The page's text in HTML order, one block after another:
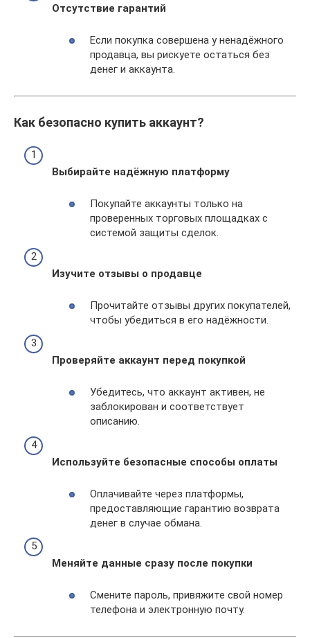
Отсутствие гарантий
Если покупка совершена у ненадёжного
продавца, вы рискуете остаться без
денег и аккаунта.
Как безопасно купить аккаунт?
Выбирайте надёжную платформу
Покупайте аккаунты только на
проверенных торговых площадках с
системой защиты сделок.
Изучите отзывы о продавце
Прочитайте отзывы других покупателей,
чтобы убедиться в его надёжности.
Проверяйте аккаунт перед покупкой
Убедитесь, что аккаунт активен, не
заблокирован и соответствует
описанию.
Используйте безопасные способы оплаты
Оплачивайте через платформы,
предоставляющие гарантию возврата
денег в случае обмана.
Меняйте данные сразу после покупки
Смените пароль, привяжите свой номер
телефона и электронную почту.